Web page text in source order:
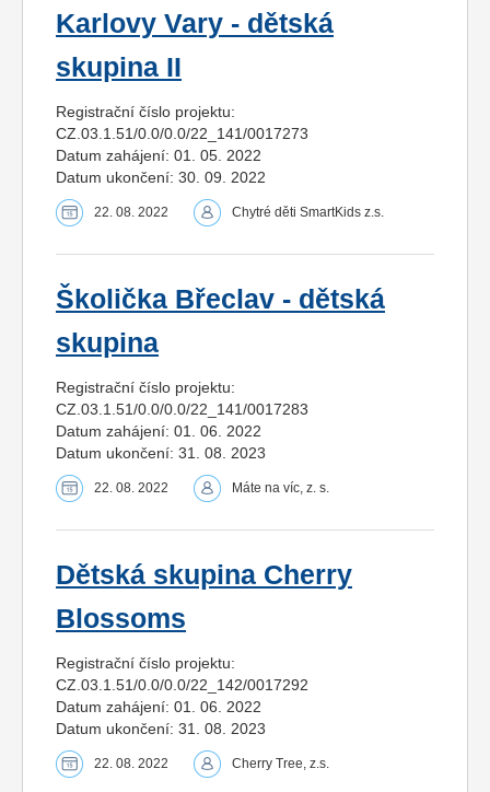
Karlovy Vary - dětská
skupina II
Registrační číslo projektu:
CZ.03.1.51/0.0/0.0/22_141/0017273
Datum zahájení: 01. 05. 2022
Datum ukončení: 30. 09. 2022
22. 08. 2022 Chytré děti SmartKids z.s.
Školička Břeclav - dětská
skupina
Registrační číslo projektu:
CZ.03.1.51/0.0/0.0/22_141/0017283
Datum zahájení: 01. 06. 2022
Datum ukončení: 31. 08. 2023
22. 08. 2022 Máte na víc, z. s.
Dětská skupina Cherry
Blossoms
Registrační číslo projektu:
CZ.03.1.51/0.0/0.0/22_142/0017292
Datum zahájení: 01. 06. 2022
Datum ukončení: 31. 08. 2023
22. 08. 2022 Cherry Tree, z.s.